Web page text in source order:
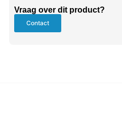
Vraag over dit product?
Contact